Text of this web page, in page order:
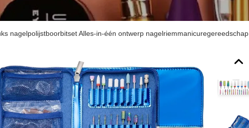
nagelpolijstboorbitset Alles-in-één ontwerp nagelriemmanicuregereedschap